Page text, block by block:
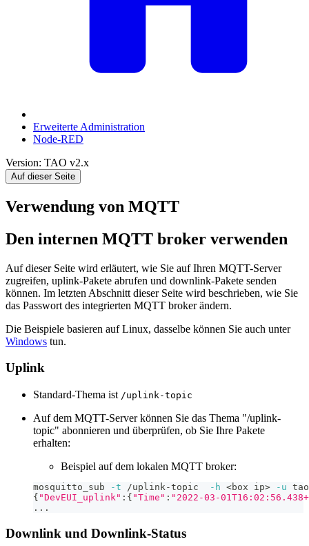
Erweiterte Administration
Node-RED
Version: TAO v2.x
Auf dieser Seite
Verwendung von MQTT
Den internen MQTT broker verwenden
Auf dieser Seite wird erläutert, wie Sie auf Ihren MQTT-Server
zugreifen, uplink-Pakete abrufen und downlink-Pakete senden
können. Im letzten Abschnitt dieser Seite wird beschrieben, wie Sie
das Passwort des integrierten MQTT broker ändern.
Die Beispiele basieren auf Linux, dasselbe können Sie auch unter
Windows tun.
Uplink
Standard-Thema ist /uplink-topic
Auf dem MQTT-Server können Sie das Thema "/uplink-
topic" abonnieren und überprüfen, ob Sie Ihre Pakete
erhalten:
Beispiel auf dem lokalen MQTT broker:
mosquitto_sub -t /uplink-topic -h <box ip> -u
{ "DevEUI_uplink" : { "Time" : "2022-03-
.. .
Downlink und Downlink-Status